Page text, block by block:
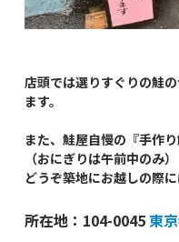
店頭では選りすぐりの鮭
ます。
また、鮭屋自慢の『手作
（おにぎりは午前中のみ）
どうぞ築地にお越しの際
所在地：104-0045東